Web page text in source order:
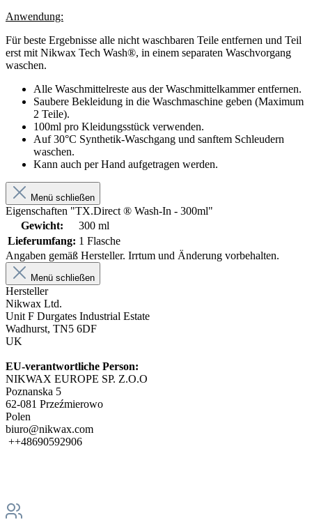
Anwendung:
Für beste Ergebnisse alle nicht waschbaren Teile entfernen und Teil
erst mit Nikwax Tech Wash®, in einem separaten Waschvorgang
waschen.
Alle Waschmittelreste aus der Waschmittelkammer entfernen.
Saubere Bekleidung in die Waschmaschine geben (Maximum
2 Teile).
100ml pro Kleidungsstück verwenden.
Auf 30°C Synthetik-Waschgang und sanftem Schleudern
waschen.
Kann auch per Hand aufgetragen werden.
Menü schließen
Eigenschaften "TX.Direct ® Wash-In - 300ml"
Gewicht:
300 ml
Lieferumfang: 1 Flasche
Angaben gemäß Hersteller. Irrtum und Änderung vorbehalten.
Menü schließen
Hersteller
Nikwax Ltd.
Unit F Durgates Industrial Estate
Wadhurst, TN5 6DF
UK
EU-verantwortliche Person:
NIKWAX EUROPE SP. Z.O.O
Poznanska 5
62-081 Przeźmierowo
Polen
biuro@nikwax.com
++48690592906